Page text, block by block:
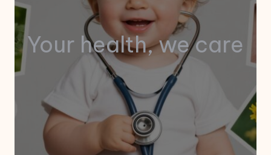
Your health, we care